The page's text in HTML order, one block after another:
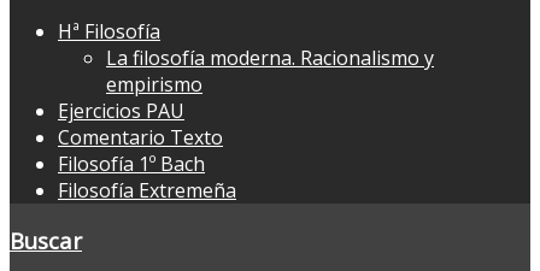
Hª Filosofía
La filosofía moderna. Racionalismo y
empirismo
Ejercicios PAU
Comentario Texto
Filosofía 1º Bach
Filosofía Extremeña
Buscar